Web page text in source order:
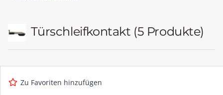
Türschleifkontakt (5 Produkte)
Zu Favoriten hinzufügen